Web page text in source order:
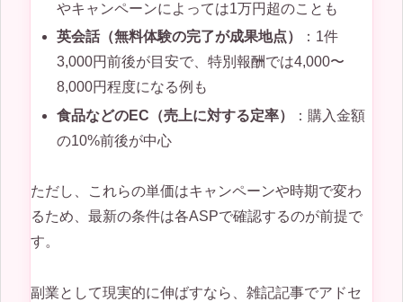
やキャンペーンによっては1万円超のことも
英会話（無料体験の完了が成果地点）
：1件
3,000円前後が目安で、特別報酬では4,000〜
8,000円程度になる例も
食品などのEC（売上に対する定率）
：購入金額
の10%前後が中心
ただし、これらの単価はキャンペーンや時期で変わ
るため、最新の条件は各ASPで確認するのが前提で
す。
副業として現実的に伸ばすなら、雑記記事でアドセ